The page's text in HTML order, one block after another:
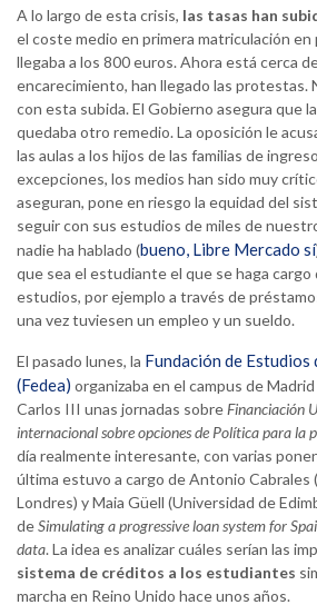
A lo largo de esta crisis, las tasas han
el coste medio en primera matriculación en
llegaba a los 800 euros. Ahora está cerca
encarecimiento, han llegado las protestas.
con esta subida. El Gobierno asegura que
quedaba otro remedio. La oposición le
las aulas a los hijos de las familias de
excepciones, los medios han sido muy
aseguran, pone en riesgo la equidad del
seguir con sus estudios de miles de
nadie ha hablado (bueno, Libre Mercado sí
que sea el estudiante el que se haga
estudios, por ejemplo a través de
una vez tuviesen un empleo y un sueldo.
El pasado lunes, la Fundación de Estudios
(Fedea) organizaba en el campus de
Carlos III unas jornadas sobreFinanciación
internacional sobre opciones de Política para la
día realmente interesante, con varias
última estuvo a cargo de Antonio Cabrales
Londres) y Maia Güell (Universidad de
deSimulating a progressive loan system for
data. La idea es analizar cuáles serían las
sistema de créditos a los estudiantes
marcha en Reino Unido hace unos años.